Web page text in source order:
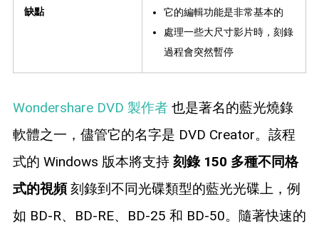
缺點
它的編輯功能是非常基本的
處理一些大尺寸影片時，刻錄
過程會突然暫停
Wondershare DVD 製作者也是著名的藍光燒錄
軟體之一，儘管它的名字是 DVD Creator。該程
式的 Windows 版本將支持 刻錄 150 多種不同格
式的視頻刻錄到不同光碟類型的藍光光碟上，例
如 BD-R、BD-RE、BD-25 和 BD-50。隨著快速的